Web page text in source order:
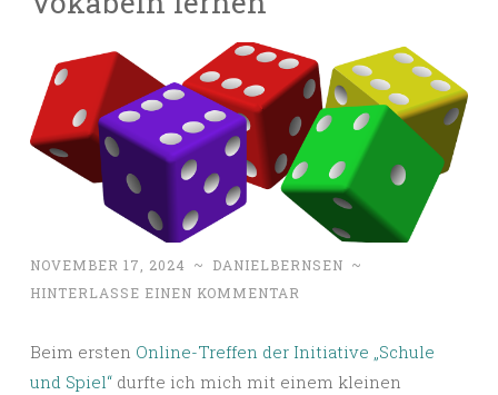
NOVEMBER 17, 2024 ~ DANIELBERNSEN ~
HINTERLASSE EINEN KOMMENTAR
Beim ersten Online-Treffen der Initiative „Schule
und Spiel“ durfte ich mich mit einem kleinen